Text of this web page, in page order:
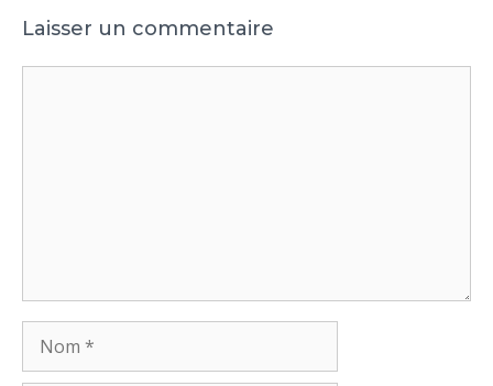
Laisser un commentaire
Nom